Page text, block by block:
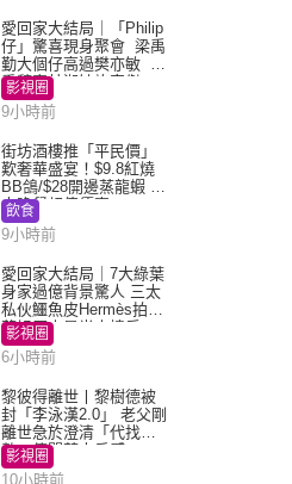
愛回家大結局｜「Philip
仔」驚喜現身聚會 梁禹
勤大個仔高過樊亦敏 超
乖黐實林淑敏許家傑
影視圈
9小時前
街坊酒樓推「平民價」
歎奢華盛宴！$9.8紅燒
BB鴿/$28開邊蒸龍蝦 3
大晚餐超值優惠
飲食
9小時前
愛回家大結局｜7大綠葉
身家過億背景驚人 三太
私伙鱷魚皮Hermès拍劇
蘇姐原來是半山樓后
影視圈
6小時前
黎彼得離世丨黎樹德被
封「李泳漢2.0」 老父剛
離世急於澄清「代找卡
數」傳聞惹人反感
影視圈
10小時前